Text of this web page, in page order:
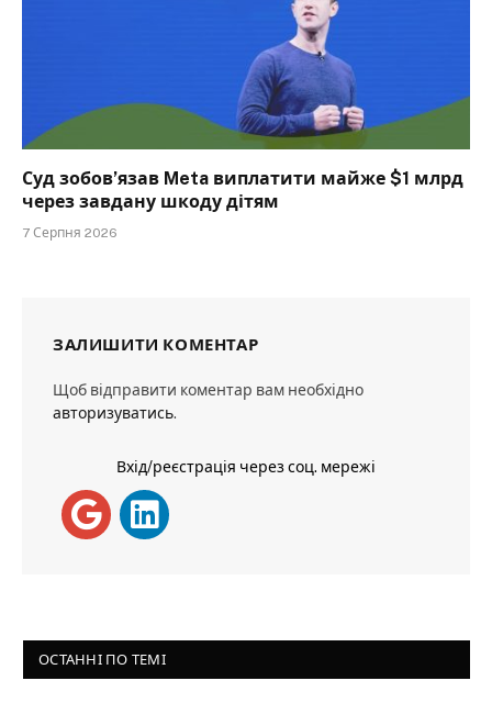
Суд зобов’язав Meta виплатити майже $1 млрд
через завдану шкоду дітям
7 Серпня 2026
ЗАЛИШИТИ КОМЕНТАР
Щоб відправити коментар вам необхідно
авторизуватись.
Вхід/реєстрація через соц. мережі
ОСТАННІ ПО ТЕМІ